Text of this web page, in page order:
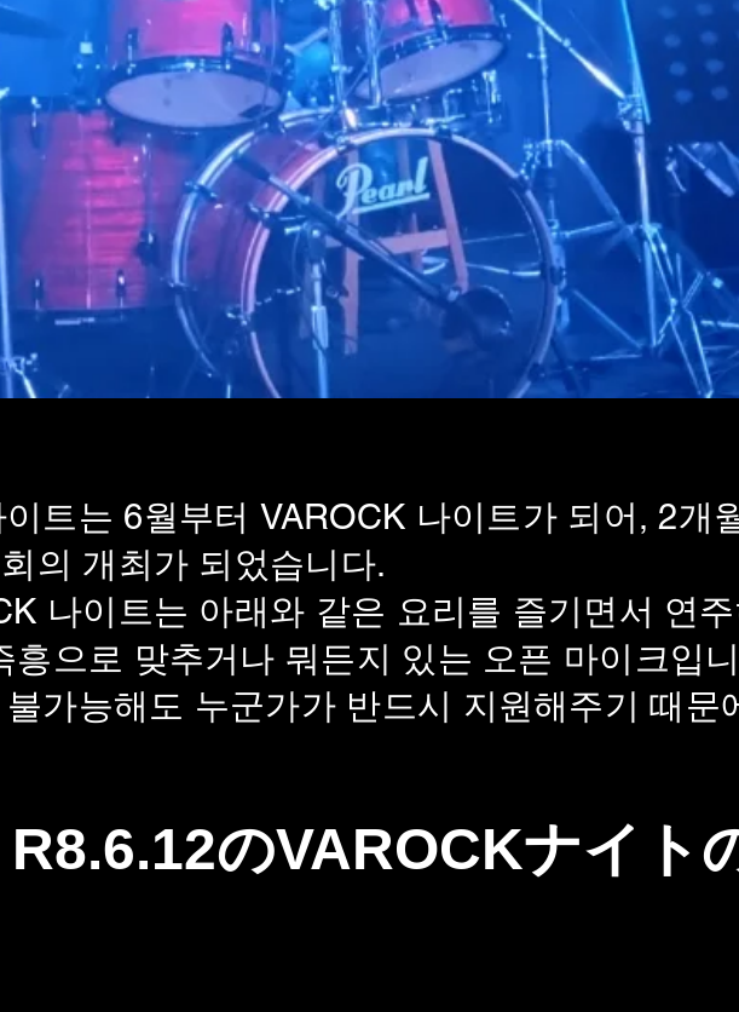
이트는 6월부터 VAROCK 나이트가 되어, 2개
의 개최가 되었습니다.
나이트는 아래와 같은 요리를 즐기면서 연
흥으로 맞추거나 뭐든지 있는 오픈 마이크입
가능해도 누군가가 반드시 지원해주기 때문
R8.6.12のVAROCKナイト